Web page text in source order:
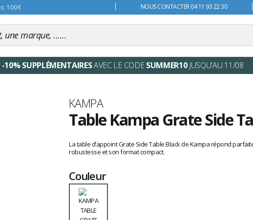
NOUS CONTACTER 04 11 93 22 30
-10% SUPPLÉMENTAIRESAVEC LE CODESUMMER10JUSQU'AU 11/08
Marque
KAMPA
Table Kampa Grate Side
avis
clients
La table d’appoint Grate Side Table Black de Kampa répond
robustesse et son format compact.
Couleur